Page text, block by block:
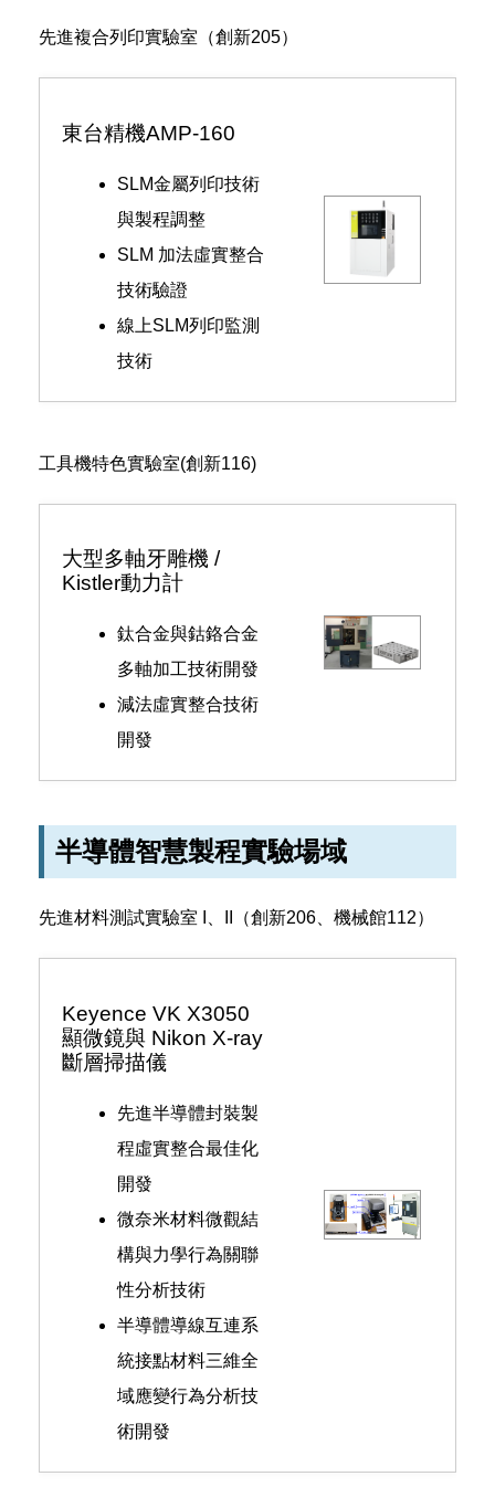
先進複合列印實驗室（創新205）
東台精機AMP-160
SLM金屬列印技術
與製程調整
SLM 加法虛實整合
技術驗證
線上SLM列印監測
技術
工具機特色實驗室(創新116)
大型多軸牙雕機 /
Kistler動力計
鈦合金與鈷鉻合金
多軸加工技術開發
減法虛實整合技術
開發
半導體智慧製程實驗場域
先進材料測試實驗室 I、II（創新206、機械館112）
Keyence VK X3050
顯微鏡與 Nikon X-ray
斷層掃描儀
先進半導體封裝製
程虛實整合最佳化
開發
微奈米材料微觀結
構與力學行為關聯
性分析技術
半導體導線互連系
統接點材料三維全
域應變行為分析技
術開發